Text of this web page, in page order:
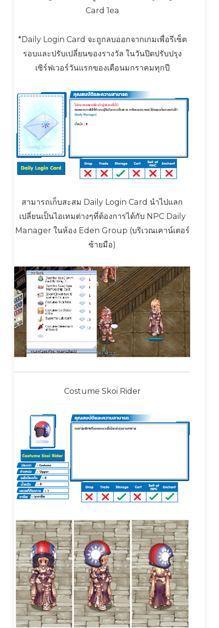
Card 1ea
*Daily Login Card จะถูกลบออกจากเกมเพื่อรีเซ็ต
รอบและปรับเปลี่ยนของรางวัล ในวันปิดปรับปรุง
เซิร์ฟเวอร์วันแรกของเดือนมกราคมทุกปี
สามารถเก็บสะสม Daily Login Card นำไปแลก
เปลี่ยนเป็นไอเทมต่างๆที่ต้องการได้กับ NPC Daily
Manager ในห้อง Eden Group (บริเวณเคาน์เตอร์
ซ้ายมือ)
Costume Skoi Rider